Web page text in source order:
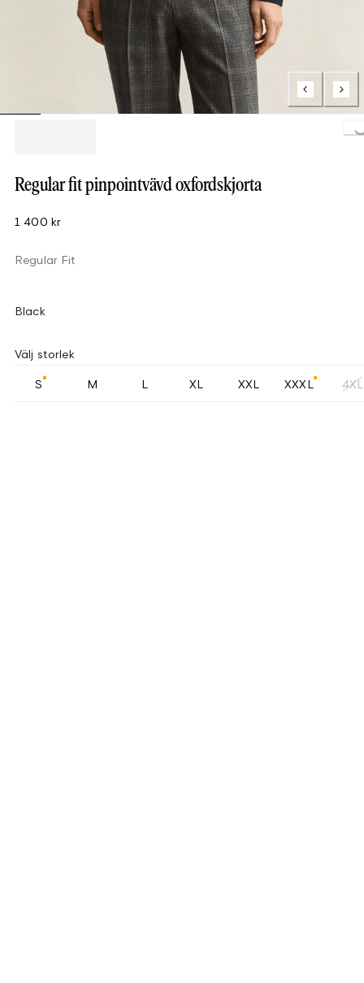
Regular fit pinpointvävd oxfordskjorta
1 400 kr
Regular Fit
Black
Välj storlek
S M L XL XXL XXXL 4XL